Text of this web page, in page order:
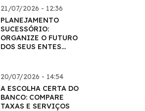
21/07/2026 - 12:36
PLANEJAMENTO
SUCESSÓRIO:
ORGANIZE O FUTURO
DOS SEUS ENTES
20/07/2026 - 14:54
A ESCOLHA CERTA DO
BANCO: COMPARE
TAXAS E SERVIÇOS